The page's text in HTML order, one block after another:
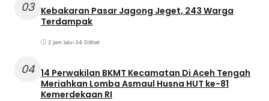
03 Kebakaran Pasar Jagong Jeget, 243 Warga
Terdampak
2 jam lalu•34 Dilihat
04 14 Perwakilan BKMT Kecamatan Di Aceh Tengah
Meriahkan Lomba Asmaul Husna HUT ke-81
Kemerdekaan RI